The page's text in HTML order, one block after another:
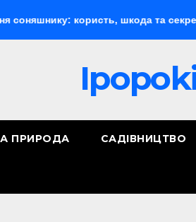
користь, шкода та секрети
ПРИРОДА САДІВНИЦТВО